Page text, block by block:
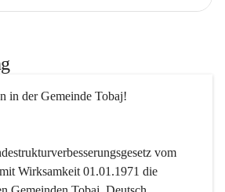
in der Gemeinde Tobaj!
vom
Wirksamkeit 01.01.1971 die